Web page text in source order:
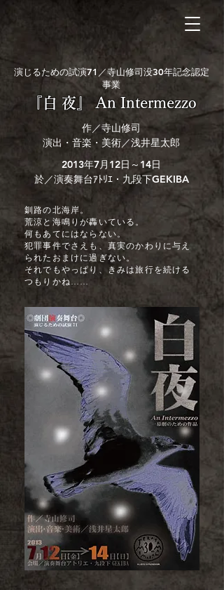
演じるための試演71／寺山修司没30年記念認定
事業
『白 夜』 An Intermezzo
作／寺山修司
演出・音楽・美術／浅井星太郎
2013年7月12日～14日
於／演奏舞台ｱﾄﾘｴ・九段下GEKIBA
釧路の北海岸。
荒涼と海鳴りが轟いている。
何もあてにはならない。
犯罪事件でさえも、真実のかわりに与え
られたおまけに過ぎない。
それでもやっぱり、きみは旅行を続ける
つもりかね……